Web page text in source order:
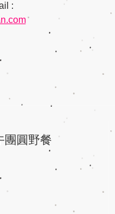
:
團圓野餐